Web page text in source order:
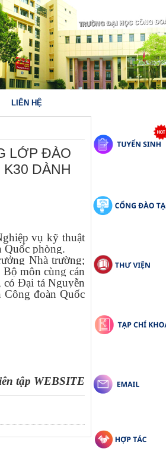
LIÊN HỆ
LỚP ĐÀO
DÀNH
vụ kỹ thuật
Quốc phòng.
Nhà trường;
môn cùng cán
có Đại tá Nguyễn
đoàn Quốc
tập WEBSITE